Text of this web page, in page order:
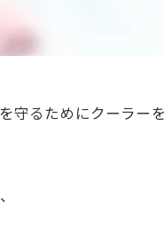
守るためにクーラー